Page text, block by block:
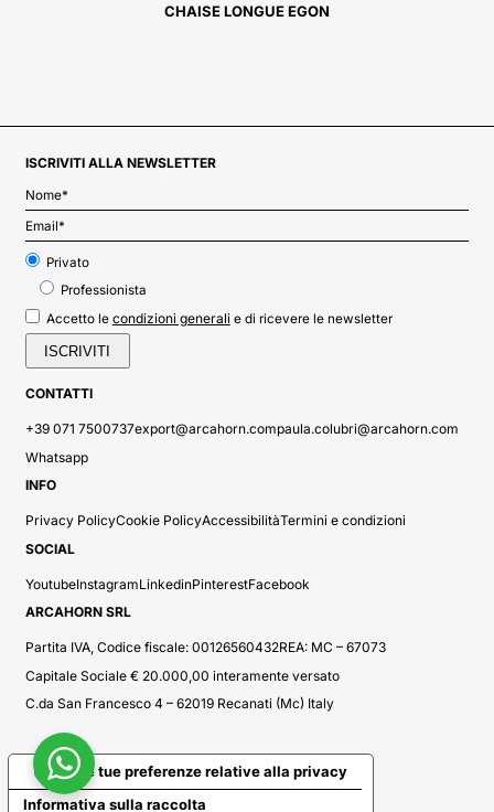
CHAISE LONGUE EGON
ARCAHORN SRL
C.da San Francesco 4 – 62019 Recanati (Mc) Italy
Partita IVA, Codice fiscale: 00126560432REA: MC – 67073
Capitale Sociale € 20.000,00 interamente versato
CONTATTI
Whatsapp
+39 071 7500737export@arcahorn.compaula.colubri@arcahorn.com
INFO
Termini e condizioni
Privacy PolicyCookie PolicyAccessibilità
SOCIAL
Facebook
InstagramLinkedinPinterest
Youtube
ISCRIVITI ALLA NEWSLETTER
Privato
Professionista
Accetto le condizioni generali e di ricevere le newsletter
Informativa sulla raccolta
Le tue preferenze relative alla privacy